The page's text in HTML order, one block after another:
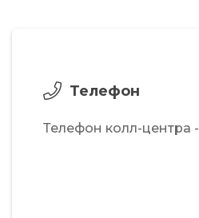
Телефон
Телефон колл-центра -